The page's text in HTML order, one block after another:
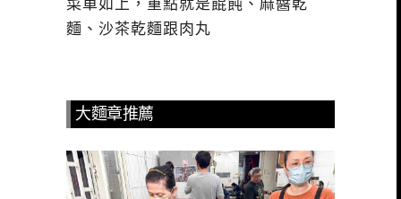
菜單如上，重點就是餛飩、麻醬乾
麵、沙茶乾麵跟肉丸
大麵章推薦